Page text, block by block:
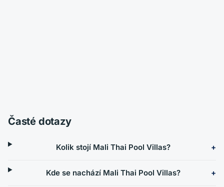
Časté dotazy
Kolik stojí Mali Thai Pool Villas?
Kde se nachází Mali Thai Pool Villas?